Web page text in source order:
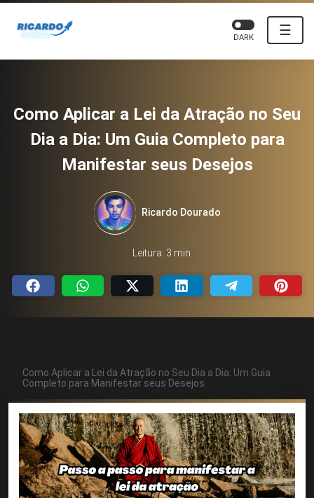
☰
DARK
Como Aplicar a Lei da Atração no Seu
Dia a Dia: Um Guia Completo para
Manifestar seus Desejos
Ricardo Dourado
Leitura: 3 min
Como Aplicar a Lei da Atração no Seu Dia a Dia: Um Guia
Completo para Manifestar seus Desejos